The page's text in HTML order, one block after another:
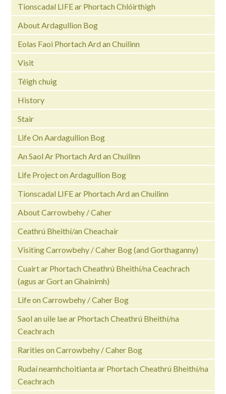
Tionscadal LIFE ar Phortach Chlóirthigh
About Ardagullion Bog
Eolas Faoi Phortach Ard an Chuilinn
Visit
Téigh chuig
History
Stair
Life On Aardagullion Bog
An Saol Ar Phortach Ard an Chuilinn
Life Project on Ardagullion Bog
Tionscadal LIFE ar Phortach Ard an Chuilinn
About Carrowbehy / Caher
Ceathrú Bheithí/an Cheachair
Visiting Carrowbehy / Caher Bog (and Gorthaganny)
Cuairt ar Phortach Cheathrú Bheithí/na Ceachrach
(agus ar Gort an Ghainimh)
Life on Carrowbehy / Caher Bog
Saol an uile lae ar Phortach Cheathrú Bheithí/na
Ceachrach
Rarities on Carrowbehy / Caher Bog
Rudaí neamhchoitianta ar Phortach Cheathrú Bheithí/na
Ceachrach